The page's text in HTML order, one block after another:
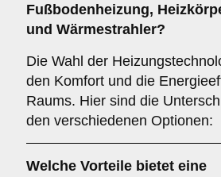
Fußbodenheizung,
und Wärmestrahler?
Die Wahl der
den Komfort und die
Raums. Hier sind die
den verschiedenen Optionen:
Welche Vorteile bietet eine